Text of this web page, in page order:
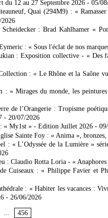
du 12 au 27 Septembre 2026 - 05/
Quai (294M9) : «
Scheidecker : Brad Kahlhamer «
: « Sous l'éclat de nos
: Exposition collective - « Des
: « Le Rhône et la Saône
: « Mirages du monde, les
de l’Orangerie : Tropisme
- 20/07/2026
« My1st » - Edition Juillet 2026 -
Sainte Foy : « Anima »,
: « L’Odyssée de la Lumière »
: Claudio Rotta Loria - «
Cuiseaux : « Philippe Favier et
: « Habiter les vacances :
- 26/06/2026
... 456